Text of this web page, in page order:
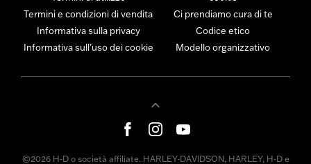
Termini e condizioni di vendita
Informativa sulla privacy
Informativa sull’uso dei cookie
Ci prendiamo cura di te
Codice etico
Modello organizzativo
©2026 H-D o società affiliate. HARLEY-DAVIDSON, HARLEY, H-D e